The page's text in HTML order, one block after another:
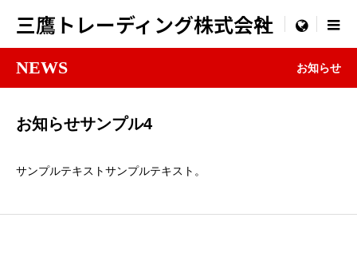
三鷹トレーディング株式会社
 menu
NEWS お知らせ
お知らせサンプル4
サンプルテキストサンプルテキスト。